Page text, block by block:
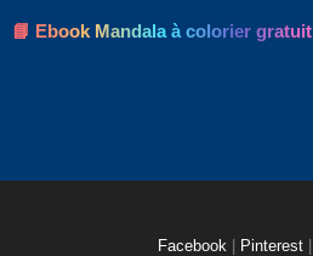
📘 Ebook Mandala à colorier gratuit
Facebook Pinterest